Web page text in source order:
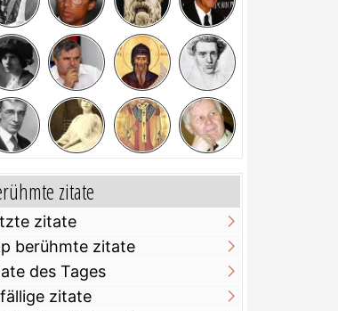
zitate
zitate
berühmte zitate
des Tages
zitate